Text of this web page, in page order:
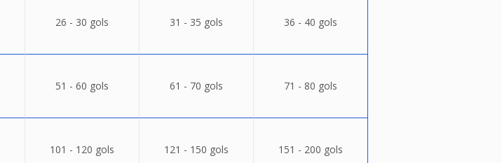
26 - 30 gols 31 - 35 gols 36 - 40 gols
51 - 60 gols 61 - 70 gols 71 - 80 gols
101 - 120 gols 121 - 150 gols 151 - 200 gols